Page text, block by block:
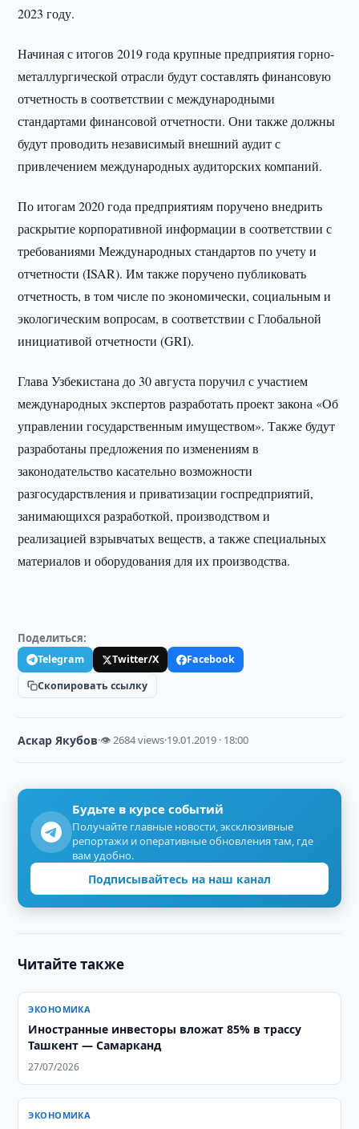
2023 году.
Начиная с итогов 2019 года крупные предприятия горно-
металлургической отрасли будут составлять финансовую
отчетность в соответствии с международными
стандартами финансовой отчетности. Они также должны
будут проводить независимый внешний аудит с
привлечением международных аудиторских компаний.
По итогам 2020 года предприятиям поручено внедрить
раскрытие корпоративной информации в соответствии с
требованиями Международных стандартов по учету и
отчетности (ISAR). Им также поручено публиковать
отчетность, в том числе по экономически, социальным и
экологическим вопросам, в соответствии с Глобальной
инициативой отчетности (GRI).
Глава Узбекистана до 30 августа поручил с участием
международных экспертов разработать проект закона «Об
управлении государственным имуществом». Также будут
разработаны предложения по изменениям в
законодательство касательно возможности
разгосударствления и приватизации госпредприятий,
занимающихся разработкой, производством и
реализацией взрывчатых веществ, а также специальных
материалов и оборудования для их производства.
Поделиться:
Telegram Twitter/X
Facebook
Скопировать ссылку
Аскар Якубов·👁 2684 views·19.01.2019 · 18:00
Будьте в курсе событий
Получайте главные новости, эксклюзивные
репортажи и оперативные обновления там, где
вам удобно.
Подписывайтесь на наш канал
Читайте также
ЭКОНОМИКА
Иностранные инвесторы вложат 85% в трассу
Ташкент — Самарканд
27/07/2026
ЭКОНОМИКА